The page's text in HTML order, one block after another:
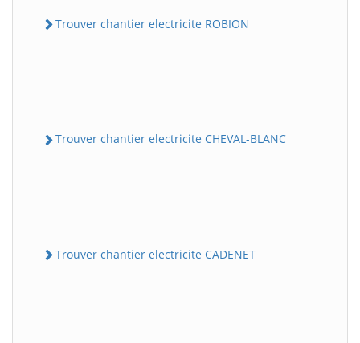
Trouver chantier electricite ROBION
Trouver chantier electricite CHEVAL-BLANC
Trouver chantier electricite CADENET